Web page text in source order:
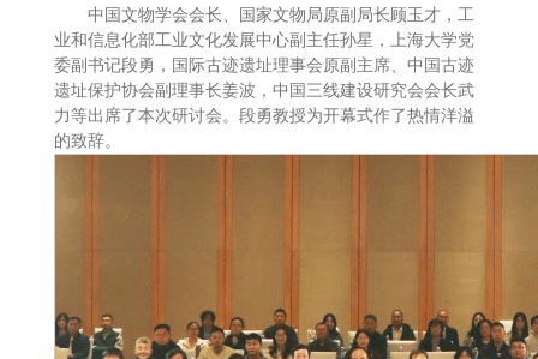
中国文物学会会长、国家文物局原副局长顾玉才，工
业和信息化部工业文化发展中心副主任孙星，上海大学党
委副书记段勇，国际古迹遗址理事会原副主席、中国古迹
遗址保护协会副理事长姜波，中国三线建设研究会会长武
力等出席了本次研讨会。段勇教授为开幕式作了热情洋溢
的致辞。